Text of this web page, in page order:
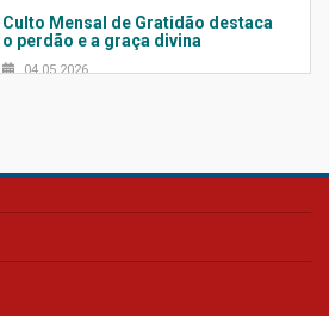
Culto Mensal de Gratidão destaca
o perdão e a graça divina
04.05.2026
Confira como foi o culto mensal